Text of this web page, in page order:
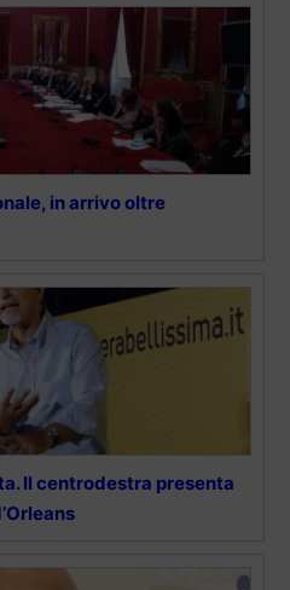
in arrivo oltre
Il centrodestra presenta